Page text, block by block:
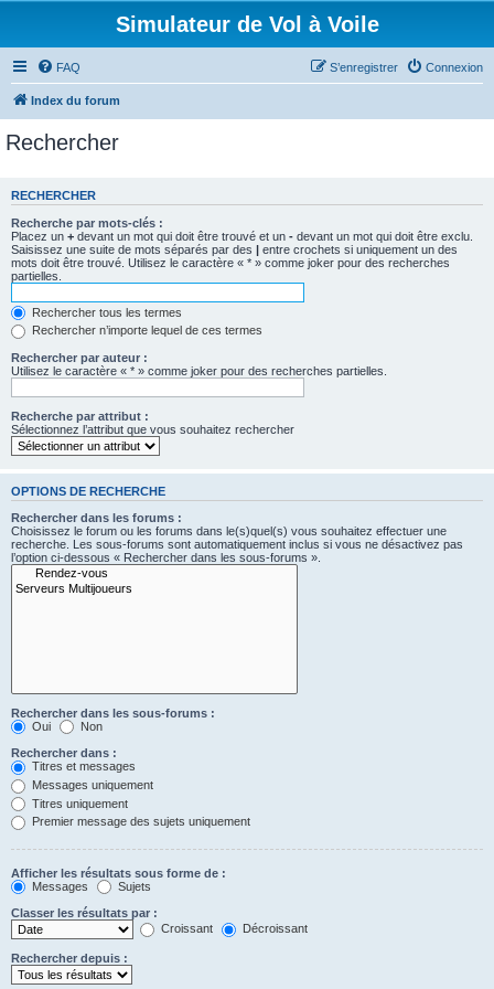
Simulateur de Vol à Voile
FAQ Connexion
S’enregistrer
Index du forum
Rechercher
RECHERCHER
Recherche par mots-clés :
Placez un + devant un mot qui doit être trouvé et un - devant un mot qui doit être exclu.
Saisissez une suite de mots séparés par des | entre crochets si uniquement un des
mots doit être trouvé. Utilisez le caractère « * » comme joker pour des recherches
partielles.
Rechercher tous les termes
Rechercher n’importe lequel de ces termes
Rechercher par auteur :
Utilisez le caractère « * » comme joker pour des recherches partielles.
Recherche par attribut :
Sélectionnez l’attribut que vous souhaitez rechercher
OPTIONS DE RECHERCHE
Rechercher dans les forums :
Choisissez le forum ou les forums dans le(s)quel(s) vous souhaitez effectuer une
recherche. Les sous-forums sont automatiquement inclus si vous ne désactivez pas
l’option ci-dessous « Rechercher dans les sous-forums ».
Rechercher dans les sous-forums :
Oui
Non
Rechercher dans :
Titres et messages
Messages uniquement
Titres uniquement
Premier message des sujets uniquement
Afficher les résultats sous forme de :
Messages
Sujets
Classer les résultats par :
Croissant
Décroissant
Rechercher depuis :